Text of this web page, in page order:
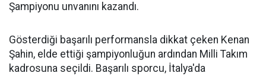
Şampiyonu unvanını kazandı.
Gösterdiği başarılı performansla dikkat çeken Kenan
Şahin, elde ettiği şampiyonluğun ardından Milli Takım
kadrosuna seçildi. Başarılı sporcu, İtalya'da